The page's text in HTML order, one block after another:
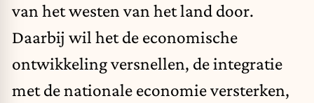
van het westen van het land door.
Daarbij wil het de economische
ontwikkeling versnellen, de integratie
met de nationale economie versterken,